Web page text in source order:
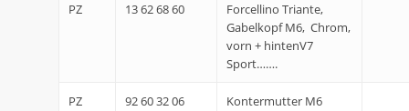
PZ 13 62 68 60
Forcellino Triante,
Gabelkopf M6, Chrom,
vorn + hintenV7
Sport…….
PZ 92 60 32 06
Kontermutter M6